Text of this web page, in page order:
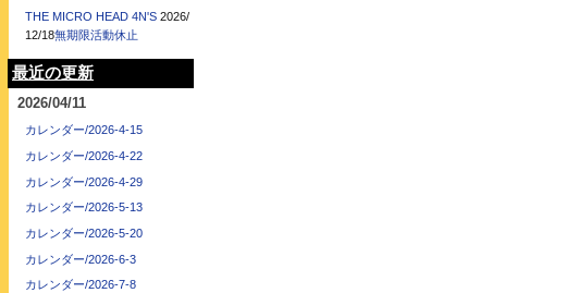
THE MICRO HEAD 4N'S 2026/
12/18無期限活動休止
最近の更新
2026/04/11
カレンダー/2026-4-15
カレンダー/2026-4-22
カレンダー/2026-4-29
カレンダー/2026-5-13
カレンダー/2026-5-20
カレンダー/2026-6-3
カレンダー/2026-7-8